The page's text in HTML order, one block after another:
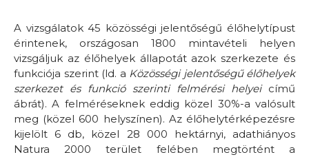
A vizsgálatok 45 közösségi jelentőségű élőhelytípust
érintenek, országosan 1800 mintavételi helyen
vizsgáljuk az élőhelyek állapotát azok szerkezete és
funkciója szerint (ld. a Közösségi jelentőségű élőhelyek
szerkezet és funkció szerinti felmérési helyeicímű
ábrát). A felméréseknek eddig közel 30%-a valósult
meg (közel 600 helyszínen). Az élőhelytérképezésre
kijelölt 6 db, közel 28 000 hektárnyi, adathiányos
Natura 2000 terület felében megtörtént a